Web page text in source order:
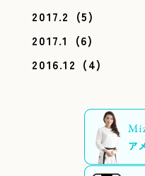
2017.2 (5)
2017.1
(6)
2016.12 (4)